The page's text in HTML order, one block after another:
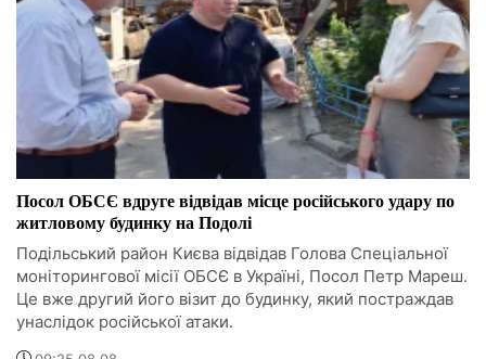
Посол ОБСЄ вдруге відвідав місце російського удару по
житловому будинку на Подолі
Подільський район Києва відвідав Голова Спеціальної
моніторингової місії ОБСЄ в Україні, Посол Петр Мареш.
Це вже другий його візит до будинку, який постраждав
унаслідок російської атаки.